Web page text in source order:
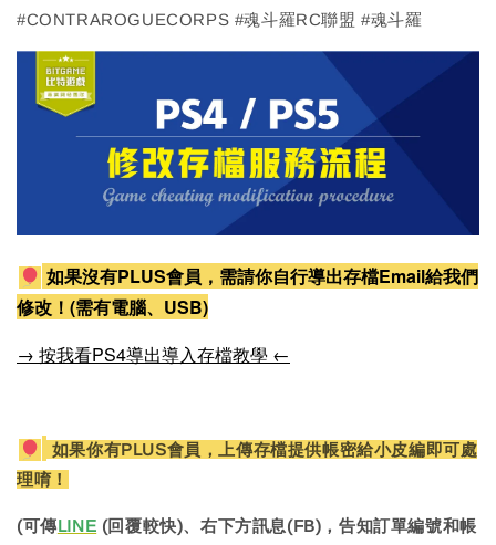
#CONTRAROGUECORPS #魂斗羅RC聯盟 #魂斗羅
如果沒有PLUS會員，需請你自行導出存檔Email給我們
修改！(需有電腦、USB)
→ 按我看PS4導出導入存檔教學 ←
如果你有PLUS會員，上傳存檔提供帳密給小皮編即可處
理唷！
(可傳LINE (回覆較快)、右下方訊息(FB)，告知訂單編號和帳